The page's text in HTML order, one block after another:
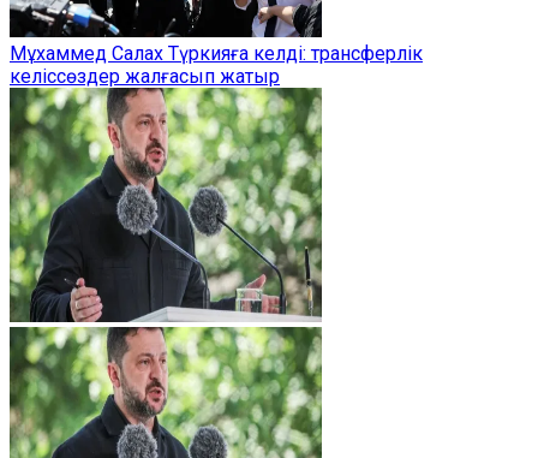
Мұхаммед Салах Түркияға келді: трансферлік
келіссөздер жалғасып жатыр